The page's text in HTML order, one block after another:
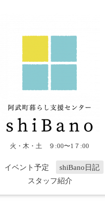
火・木・土 ９:00〜1７:00
イベント予定 shiBano日記
スタッフ紹介